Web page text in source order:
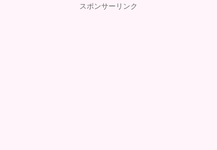
スポンサーリンク